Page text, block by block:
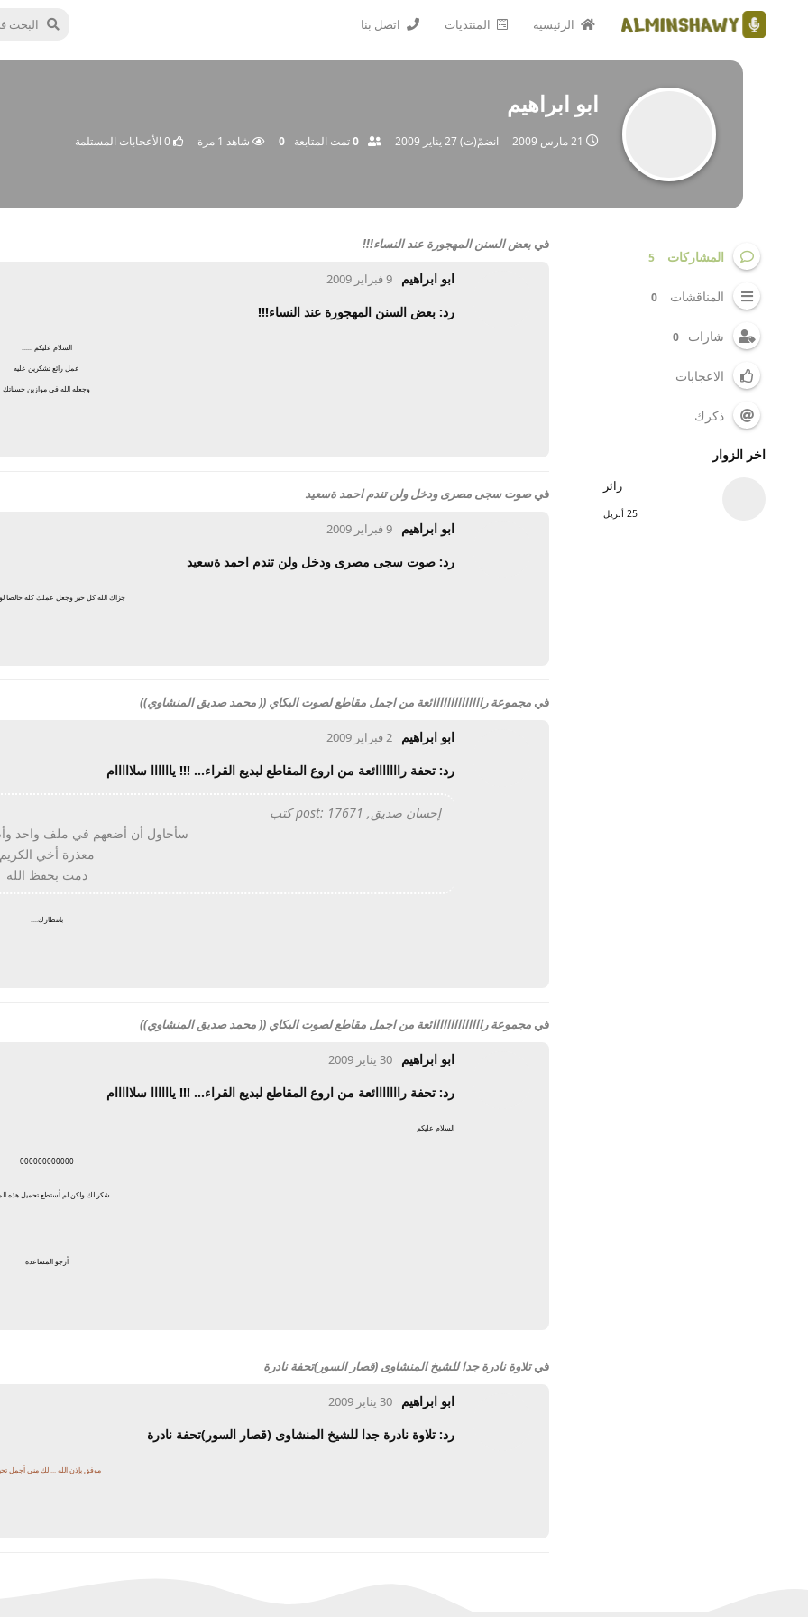
الرئيسية المنتديات اتصل بنا
ابو ابراهيم
21 مارس 2009 انضمّ(ت)27 يناير 2009 0تمت المتابعة 0 شاهد 1 مرة 0 الأعجابات المستلمة
المشاركات 5
المناقشات 0
شارات 0
الاعجابات
ذكرك
اخر الزوار
زائر
25 أبريل
في بعض السنن المهجورة عند النساء!!!
ابو ابراهيم 9 فبراير 2009
رد: بعض السنن المهجورة عند النساء!!!
السلام عليكم ......
عمل رائع تشكرين عليه
وجعله الله في موازين حسناتك
فيصوت سجى مصرى ودخل ولن تندم احمد ةسعيد
ابو ابراهيم 9 فبراير 2009
رد: صوت سجى مصرى ودخل ولن تندم احمد ةسعيد
جزاك الله كل خير وجعل عملك كله خالصا
في مجموعة راااااااااااااائعة من اجمل مقاطع لصوت البكاي (( محمد صديق المنشاوي))
ابو ابراهيم 2 فبراير 2009
رد: تحفة رااااااائعة من اروع المقاطع لبديع القراء... !!! ياااااا سلااااام
إحسان صديق, post: 17671 كتب
سأحاول أن أضعهم في ملف واحد
معذرة أخي الكريم
دمت بحفظ الله
بانتطارك....
في مجموعة راااااااااااااائعة من اجمل مقاطع لصوت البكاي (( محمد صديق المنشاوي))
ابو ابراهيم 30 يناير 2009
رد: تحفة رااااااائعة من اروع المقاطع لبديع القراء... !!! ياااااا سلااااام
السلام عليكم
000000000000
شكر لك ولكن لم أستطع تحميل هذه
أرجو المساعده
فيتلاوة نادرة جدا للشيخ المنشاوى (قصار السور)تحفة نادرة
ابو ابراهيم 30 يناير 2009
رد: تلاوة نادرة جدا للشيخ المنشاوى (قصار السور)تحفة نادرة
موفق بإذن الله ... لك مني أجمل